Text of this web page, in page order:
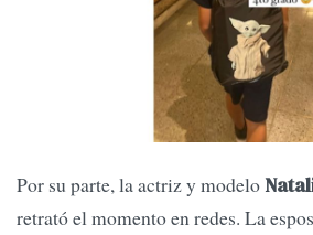
Por su parte, la actriz y modelo
retrató el momento en redes. La